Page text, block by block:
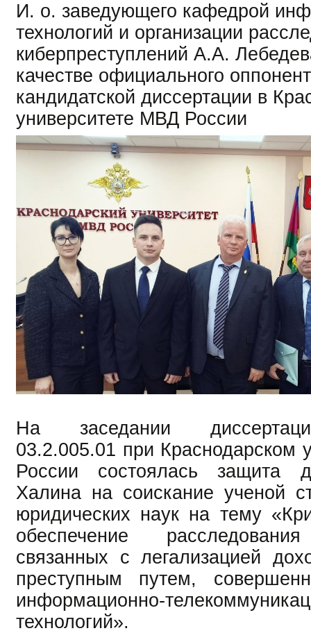
И. о. заведующего кафедрой
технологий и организации
киберпреступлений А.А.
качестве официального
кандидатской диссертации в
университете МВД России
На заседании
03.2.005.01 при Краснодарском
России состоялась защита
Халина на соискание ученой
юридических наук на тему
обеспечение
связанных с легализацией
преступным путем,
информационно-
технологий».